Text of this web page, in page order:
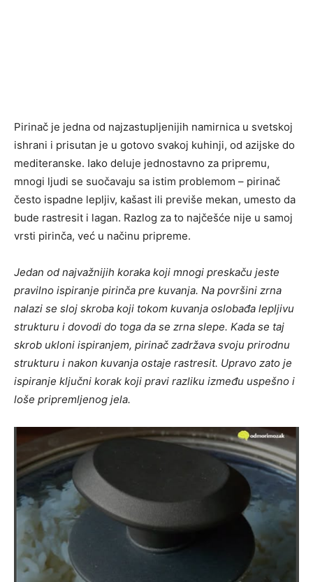
Pirinač je jedna od najzastupljenijih namirnica u svetskoj
ishrani i prisutan je u gotovo svakoj kuhinji, od azijske do
mediteranske. Iako deluje jednostavno za pripremu,
mnogi ljudi se suočavaju sa istim problemom – pirinač
često ispadne lepljiv, kašast ili previše mekan, umesto da
bude rastresit i lagan. Razlog za to najčešće nije u samoj
vrsti pirinča, već u načinu pripreme.
Jedan od najvažnijih koraka koji mnogi preskaču jeste
pravilno ispiranje pirinča pre kuvanja. Na površini zrna
nalazi se sloj skroba koji tokom kuvanja oslobađa lepljivu
strukturu i dovodi do toga da se zrna slepe. Kada se taj
skrob ukloni ispiranjem, pirinač zadržava svoju prirodnu
strukturu i nakon kuvanja ostaje rastresit. Upravo zato je
ispiranje ključni korak koji pravi razliku između uspešno i
loše pripremljenog jela.